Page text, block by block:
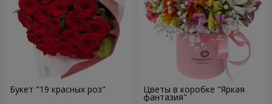
Букет "19 красных роз" Цветы в коробке "Яркая
фантазия"